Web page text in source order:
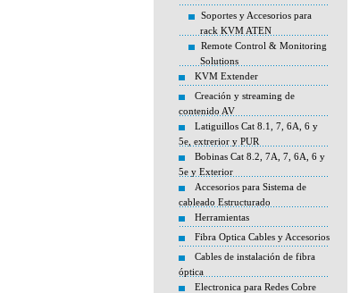
Soportes y Accesorios para
rack KVM ATEN
Remote Control & Monitoring
Solutions
KVM Extender
Creación y streaming de
contenido AV
Latiguillos Cat 8.1, 7, 6A, 6 y
5e, extrerior y PUR
Bobinas Cat 8.2, 7A, 7, 6A, 6 y
5e y Exterior
Accesorios para Sistema de
cableado Estructurado
Herramientas
Fibra Optica Cables y Accesorios
Cables de instalación de fibra
óptica
Electronica para Redes Cobre